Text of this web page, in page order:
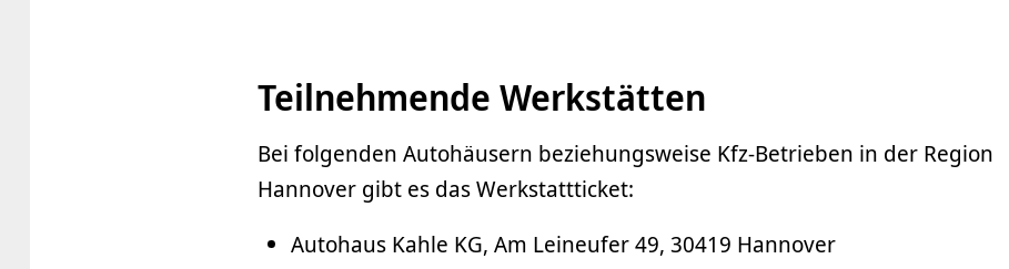
Teilnehmende Werkstätten
Bei folgenden Autohäusern beziehungsweise Kfz-Betrieben in der Region
Hannover gibt es das Werkstattticket:
Autohaus Kahle KG, Am Leineufer 49, 30419 Hannover